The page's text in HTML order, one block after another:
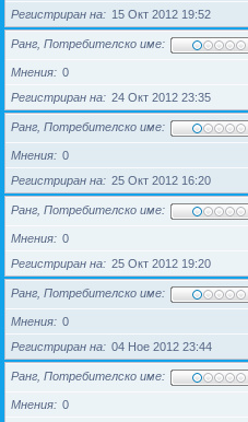
Регистриран на
15 Окт 2012 19:52
Ранг, Потребителско име
Мнения
0
Регистриран на
24 Окт 2012 23:35
Ранг, Потребителско име
Мнения
0
Регистриран на
25 Окт 2012 16:20
Ранг, Потребителско име
Мнения
0
Регистриран на
25 Окт 2012 19:20
Ранг, Потребителско име
Мнения
0
Регистриран на
04 Ное 2012 23:44
Ранг, Потребителско име
Мнения 0